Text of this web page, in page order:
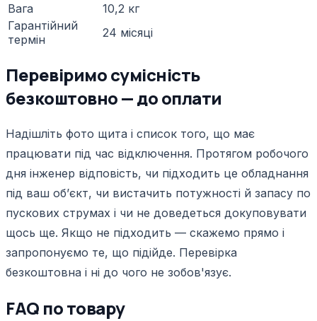
Вага
10,2 кг
Гарантійний
термін
24 місяці
Перевіримо сумісність
безкоштовно — до оплати
Надішліть фото щита і список того, що має
працювати під час відключення. Протягом робочого
дня інженер відповість, чи підходить це обладнання
під ваш обʼєкт, чи вистачить потужності й запасу по
пускових струмах і чи не доведеться докуповувати
щось ще. Якщо не підходить — скажемо прямо і
запропонуємо те, що підійде. Перевірка
безкоштовна і ні до чого не зобов'язує.
FAQ по товару